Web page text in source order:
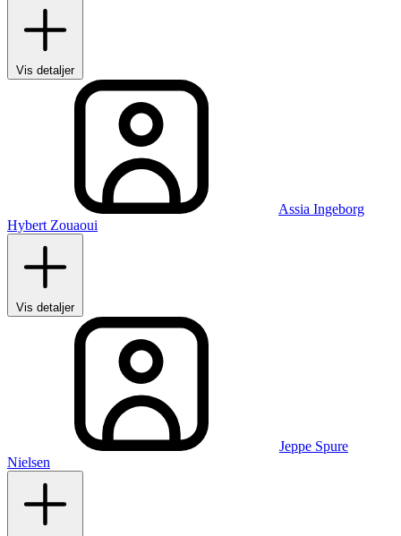
Vis detaljer
Assia Ingeborg
Hybert Zouaoui
Vis detaljer
Jeppe Spure
Nielsen